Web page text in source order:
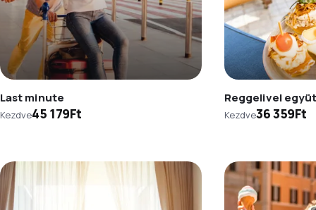
Last minute
Kezdve45 179Ft
Reggelivel
Kezdve36 359Ft